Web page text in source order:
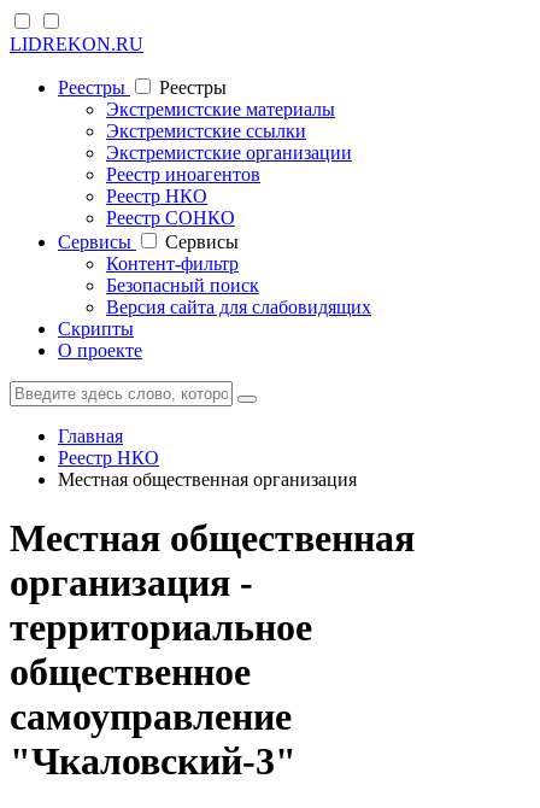
LIDREKON.RU
Реестры
Реестры
Экстремистские материалы
Экстремистские ссылки
Экстремистские организации
Реестр иноагентов
Реестр НКО
Реестр СОНКО
Cервисы
Cервисы
Контент-фильтр
Безопасный поиск
Версия сайта для слабовидящих
Скрипты
О проекте
Главная
Реестр НКО
Местная общественная организация
Местная общественная
организация -
территориальное
общественное
самоуправление
"Чкаловский-3"